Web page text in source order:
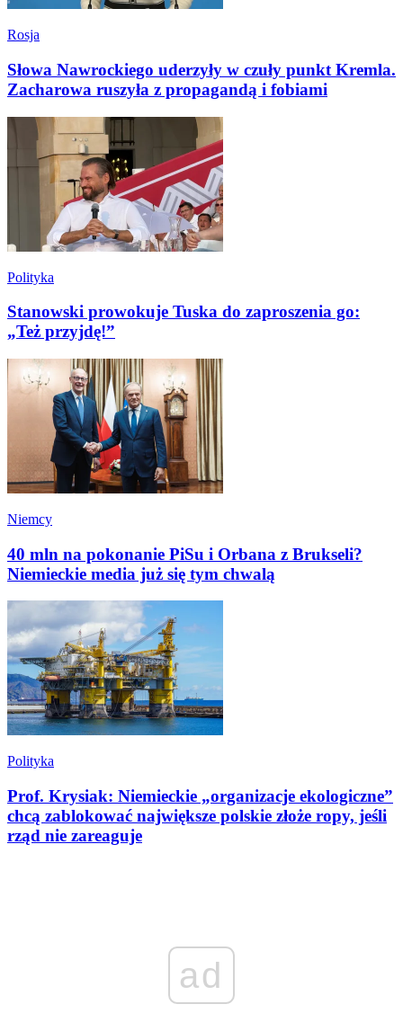
Rosja
Słowa Nawrockiego uderzyły w czuły punkt Kremla.
Zacharowa ruszyła z propagandą i fobiami
Polityka
Stanowski prowokuje Tuska do zaproszenia go:
„Też przyjdę!”
Niemcy
40 mln na pokonanie PiSu i Orbana z Brukseli?
Niemieckie media już się tym chwalą
Polityka
Prof. Krysiak: Niemieckie „organizacje ekologiczne”
chcą zablokować największe polskie złoże ropy, jeśli
rząd nie zareaguje
ad